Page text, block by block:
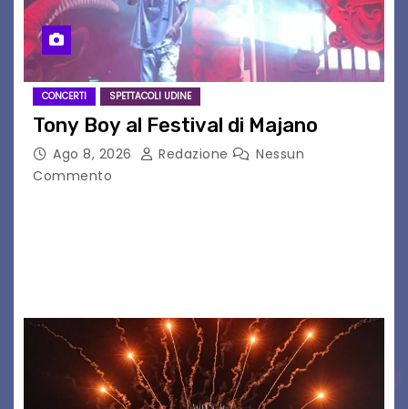
CONCERTI SPETTACOLI UDINE
Tony Boy al Festival di Majano
Ago 8, 2026 Redazione
Nessun
Commento